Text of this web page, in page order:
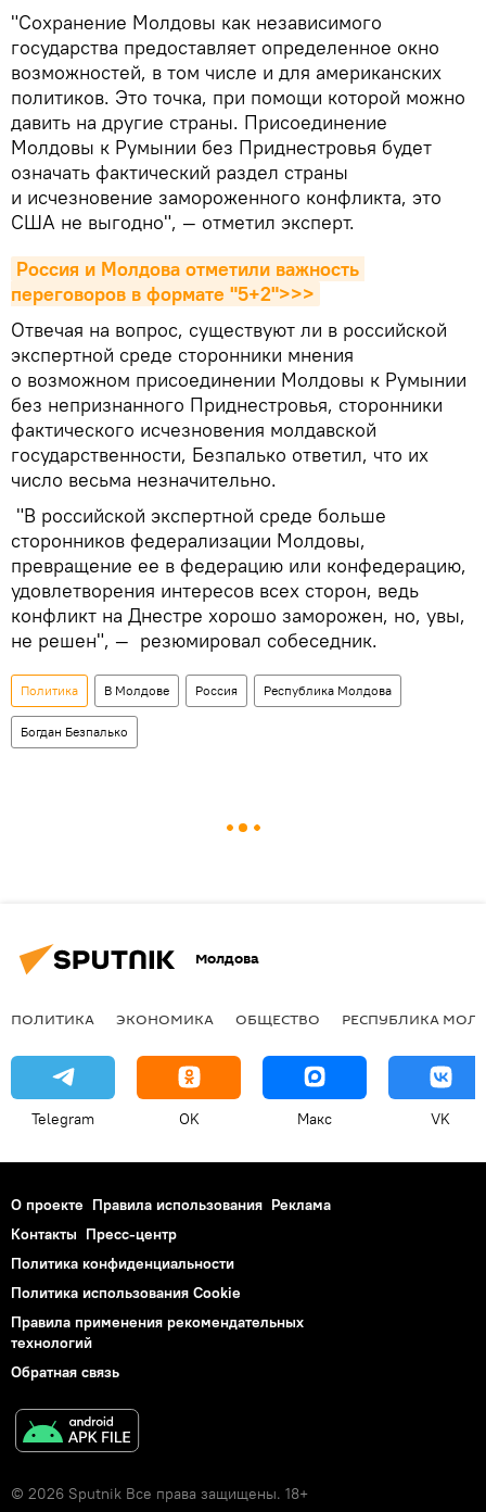
"Сохранение Молдовы как независимого
государства предоставляет определенное окно
возможностей, в том числе и для американских
политиков. Это точка, при помощи которой можно
давить на другие страны. Присоединение
Молдовы к Румынии без Приднестровья будет
означать фактический раздел страны
и исчезновение замороженного конфликта, это
США не выгодно", — отметил эксперт.
Россия и Молдова отметили важность
переговоров в формате "5+2">>>
Отвечая на вопрос, существуют ли в российской
экспертной среде сторонники мнения
о возможном присоединении Молдовы к Румынии
без непризнанного Приднестровья, сторонники
фактического исчезновения молдавской
государственности, Безпалько ответил, что их
число весьма незначительно.
"В российской экспертной среде больше
сторонников федерализации Молдовы,
превращение ее в федерацию или конфедерацию,
удовлетворения интересов всех сторон, ведь
конфликт на Днестре хорошо заморожен, но, увы,
не решен", — резюмировал собеседник.
Политика В Молдове Россия Республика Молдова
Богдан Безпалько
Молдова
ПОЛИТИКА ЭКОНОМИКА ОБЩЕСТВО РЕСПУБЛИКА
Telegram OK Макс VK
О проекте Правила использования Реклама
Контакты Пресс-центр
Политика конфиденциальности
Политика использования Cookie
Правила применения рекомендательных
технологий
Обратная связь
© 2026 Sputnik Все права защищены. 18+